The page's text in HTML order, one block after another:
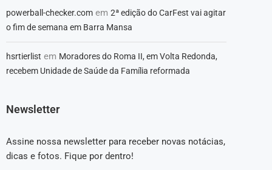
powerball-checker.com em 2ª edição do CarFest vai agitar
o fim de semana em Barra Mansa
hsrtierlist em Moradores do Roma II, em Volta Redonda,
recebem Unidade de Saúde da Família reformada
Newsletter
Assine nossa newsletter para receber novas notácias,
dicas e fotos. Fique por dentro!